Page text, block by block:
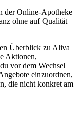
der Online-Apotheke
ohne auf Qualität
Überblick zu Aliva
Aktionen,
vor dem Wechsel
einzuordnen,
die nicht konkret am